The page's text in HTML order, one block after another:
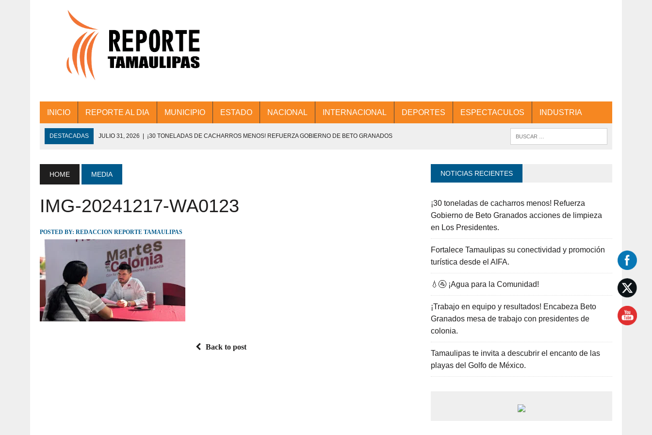
INICIO REPORTE AL DIA MUNICIPIO ESTADO NACIONAL INTERNACIONAL DEPORTES ESPECTACULOS INDUSTRIA
DESTACADAS JULIO 31, 2026 | ¡30 TONELADAS DE CACHARROS MENOS! REFUERZA GOBIERNO DE BETO GRANADOS
JULIO 30, 2026 | 💧🚰 ¡AGUA PARA LA COMUNIDAD!
JULIO 30, 2026 | ¡TRABAJO EN EQUIPO Y RESULTADOS! ENCABEZA BETO GRANADOS MESA DE TRABAJO CON PRESIDENTES
JULIO 30, 2026 | TAMAULIPAS TE INVITA A DESCUBRIR EL ENCANTO DE LAS PLAYAS DEL GOLFO DE MÉXICO.
HOME MEDIA
IMG-20241217-WA0123
POSTED BY: REDACCION REPORTE TAMAULIPAS
Back to post
NOTICIAS RECIENTES
¡30 toneladas de cacharros menos! Refuerza
Gobierno de Beto Granados acciones de limpieza
en Los Presidentes.
Fortalece Tamaulipas su conectividad y promoción
turística desde el AIFA.
💧🚰 ¡Agua para la Comunidad!
¡Trabajo en equipo y resultados! Encabeza Beto
Granados mesa de trabajo con presidentes de
colonia.
Tamaulipas te invita a descubrir el encanto de las
playas del Golfo de México.